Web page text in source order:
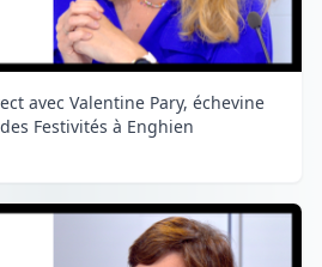
avec Valentine Pary, échevine
Festivités à Enghien